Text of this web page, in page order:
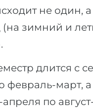
не один, а
(на зимний и
длится с
февраль-март,
по